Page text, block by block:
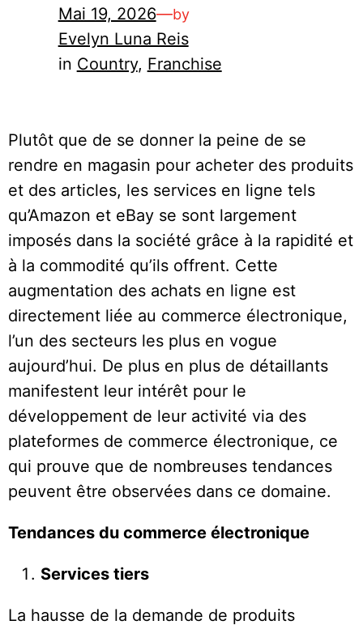
Mai 19, 2026—by
Evelyn Luna Reis
in Country, Franchise
Plutôt que de se donner la peine de se
rendre en magasin pour acheter des produits
et des articles, les services en ligne tels
qu’Amazon et eBay se sont largement
imposés dans la société grâce à la rapidité et
à la commodité qu’ils offrent. Cette
augmentation des achats en ligne est
directement liée au commerce électronique,
l’un des secteurs les plus en vogue
aujourd’hui. De plus en plus de détaillants
manifestent leur intérêt pour le
développement de leur activité via des
plateformes de commerce électronique, ce
qui prouve que de nombreuses tendances
peuvent être observées dans ce domaine.
Tendances du commerce électronique
Services tiers
La hausse de la demande de produits